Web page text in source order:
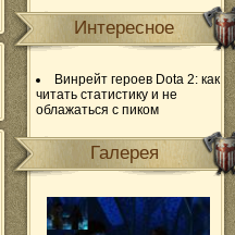
Интересное
Винрейт героев Dota 2: как
читать статистику и не
облажаться с пиком
Галерея